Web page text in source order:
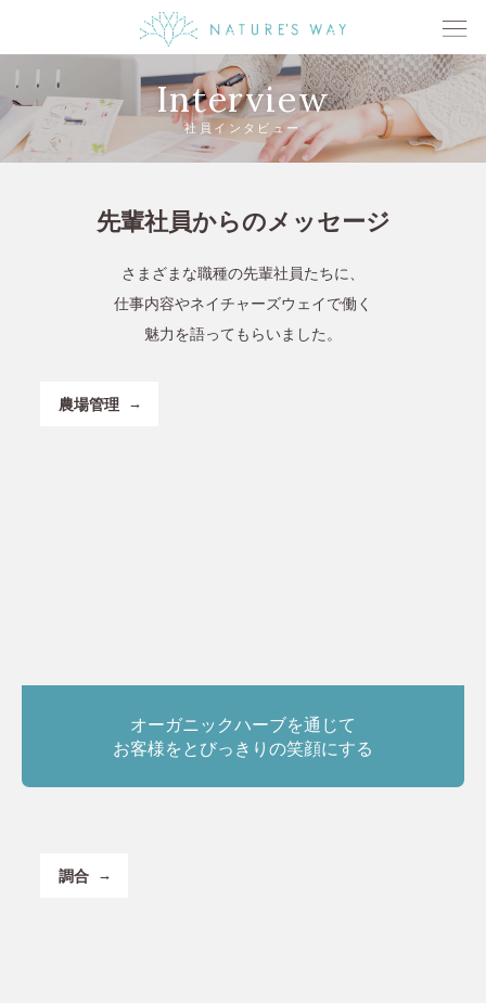
Interview
社員インタビュー
先輩社員からのメッセージ
さまざまな職種の先輩社員たちに、
仕事内容やネイチャーズウェイで働く
魅力を語ってもらいました。
農場管理
オーガニックハーブを通じて
お客様をとびっきりの笑顔にする
調合